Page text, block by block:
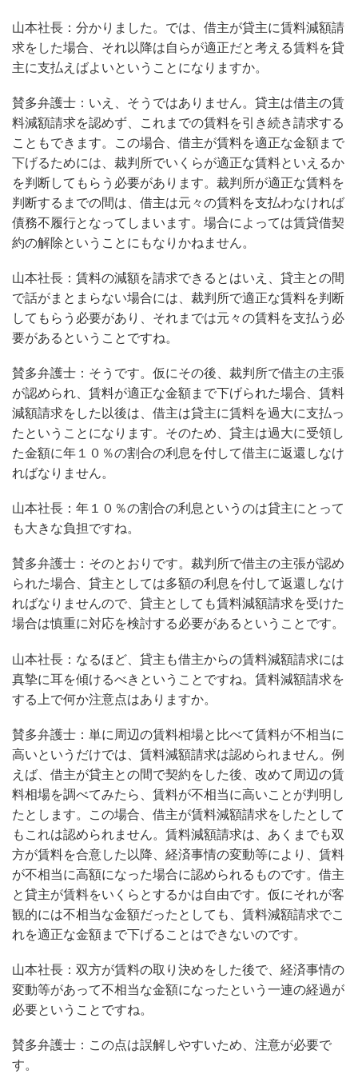
山本社長：分かりました。では、借主が貸主に賃料減額請
求をした場合、それ以降は自らが適正だと考える賃料を貸
主に支払えばよいということになりますか。
賛多弁護士：いえ、そうではありません。貸主は借主の賃
料減額請求を認めず、これまでの賃料を引き続き請求する
こともできます。この場合、借主が賃料を適正な金額まで
下げるためには、裁判所でいくらが適正な賃料といえるか
を判断してもらう必要があります。裁判所が適正な賃料を
判断するまでの間は、借主は元々の賃料を支払わなければ
債務不履行となってしまいます。場合によっては賃貸借契
約の解除ということにもなりかねません。
山本社長：賃料の減額を請求できるとはいえ、貸主との間
で話がまとまらない場合には、裁判所で適正な賃料を判断
してもらう必要があり、それまでは元々の賃料を支払う必
要があるということですね。
賛多弁護士：そうです。仮にその後、裁判所で借主の主張
が認められ、賃料が適正な金額まで下げられた場合、賃料
減額請求をした以後は、借主は貸主に賃料を過大に支払っ
たということになります。そのため、貸主は過大に受領し
た金額に年１０％の割合の利息を付して借主に返還しなけ
ればなりません。
山本社長：年１０％の割合の利息というのは貸主にとって
も大きな負担ですね。
賛多弁護士：そのとおりです。裁判所で借主の主張が認め
られた場合、貸主としては多額の利息を付して返還しなけ
ればなりませんので、貸主としても賃料減額請求を受けた
場合は慎重に対応を検討する必要があるということです。
山本社長：なるほど、貸主も借主からの賃料減額請求には
真摯に耳を傾けるべきということですね。賃料減額請求を
する上で何か注意点はありますか。
賛多弁護士：単に周辺の賃料相場と比べて賃料が不相当に
高いというだけでは、賃料減額請求は認められません。例
えば、借主が貸主との間で契約をした後、改めて周辺の賃
料相場を調べてみたら、賃料が不相当に高いことが判明し
たとします。この場合、借主が賃料減額請求をしたとして
もこれは認められません。賃料減額請求は、あくまでも双
方が賃料を合意した以降、経済事情の変動等により、賃料
が不相当に高額になった場合に認められるものです。借主
と貸主が賃料をいくらとするかは自由です。仮にそれが客
観的には不相当な金額だったとしても、賃料減額請求でこ
れを適正な金額まで下げることはできないのです。
山本社長：双方が賃料の取り決めをした後で、経済事情の
変動等があって不相当な金額になったという一連の経過が
必要ということですね。
賛多弁護士：この点は誤解しやすいため、注意が必要で
す。